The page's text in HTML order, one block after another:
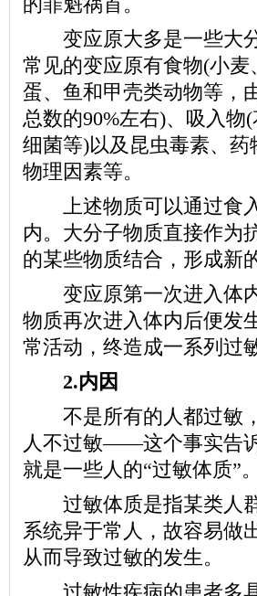
变应原大多是一些大分
常见的变应原有食物(小
蛋、鱼和甲壳类动物等，
总数的90%左右)、吸入
细菌等)以及昆虫毒素、
物理因素等。
上述物质可以通过食入
内。大分子物质直接作为
的某些物质结合，形成新
变应原第一次进入体内
物质再次进入体内后便发
常活动，终造成一系列过
2.内因
不是所有的人都过敏，
人不过敏——这个事实告
就是一些人的“过敏体质”。
过敏体质是指某类人群
系统异于常人，故容易做
从而导致过敏的发生。